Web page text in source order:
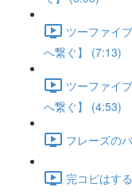
ツーファイ
へ繋ぐ】 (7:13)
ツーファイ
へ繋ぐ】 (4:53)
フレーズの
完コピはす